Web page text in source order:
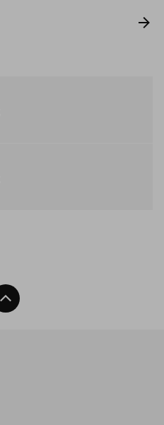
Back To Top